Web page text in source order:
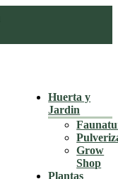
Huerta y
Jardin
Grow
Shop
Plantas